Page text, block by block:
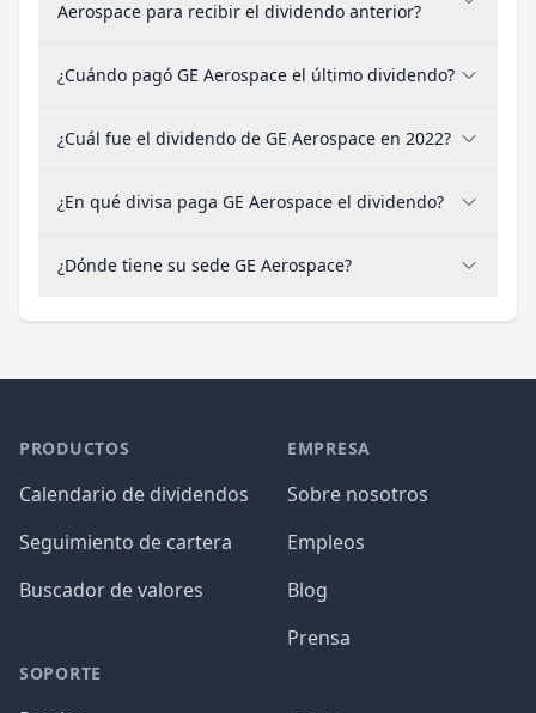
Aerospace para recibir el dividendo anterior?
¿Cuándo pagó GE Aerospace el último dividendo?
¿Cuál fue el dividendo de GE Aerospace en 2022?
¿En qué divisa paga GE Aerospace el dividendo?
¿Dónde tiene su sede GE Aerospace?
PRODUCTOS
Calendario de dividendos
Seguimiento de cartera
Buscador de valores
SOPORTE
EMPRESA
Sobre nosotros
Empleos
Blog
Prensa